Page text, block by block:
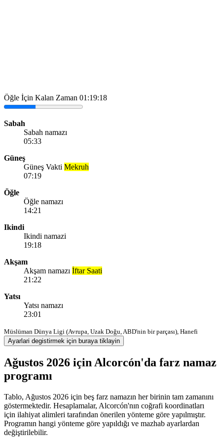
Öğle İçin Kalan Zaman 01:19:18
Sabah
Sabah namazı
05:33
Güneş
Güneş Vakti Mekruh
07:19
Öğle
Öğle namazı
14:21
Ikindi
Ikindi namazi
19:18
Akşam
Akşam namazı İftar Saati
21:22
Yatsı
Yatsı namazı
23:01
Müslüman Dünya Ligi (Avrupa, Uzak Doğu, ABD'nin bir parçası), Hanefi
Ayarlari degistirmek için buraya tiklayin
Ağustos 2026 için Alcorcón'da farz namaz
programı
Tablo, Ağustos 2026 için beş farz namazın her birinin tam zamanını
göstermektedir. Hesaplamalar, Alcorcón'nın coğrafi koordinatları
için ilahiyat alimleri tarafından önerilen yönteme göre yapılmıştır.
Programın hangi yönteme göre yapıldığı ve mazhab ayarlardan
değiştirilebilir.